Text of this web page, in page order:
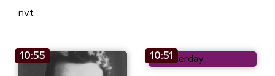
nvt
10:55 10:51